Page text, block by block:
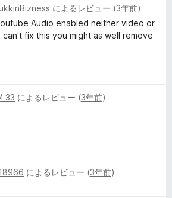
によるレビュー (3年前)
Audio enabled neither video or
fix this you might as well remove
33 によるレビュー (3年前)
によるレビュー (3年前)